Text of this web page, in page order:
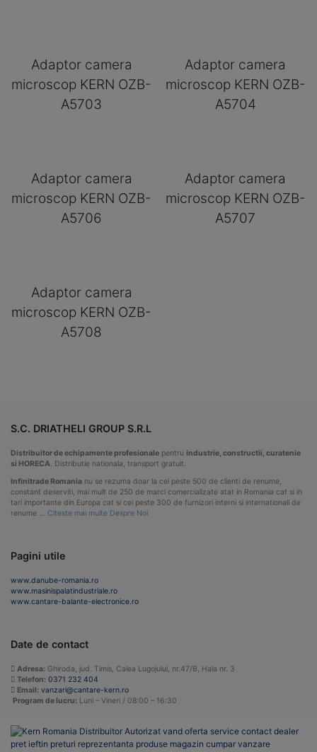
Adaptor camera
microscop KERN OZB-
A5703
Adaptor camera
microscop KERN OZB-
A5704
Adaptor camera
microscop KERN OZB-
A5706
Adaptor camera
microscop KERN OZB-
A5707
Adaptor camera
microscop KERN OZB-
A5708
S.C. DRIATHELI GROUP S.R.L
Distribuitor de echipamente profesionale pentru industrie, constructii, curatenie
si HORECA. Distributie nationala, transport gratuit.
Infinitrade Romania nu se rezuma doar la cei peste 500 de clienti de renume,
constant deserviti, mai mult de 250 de marci comercializate atat in Romania cat si in
tari importante din Europa cat si cei peste 300 de furnizori interni si internationali de
renume … Citeste mai multe Despre Noi
Pagini utile
www.danube-romania.ro
www.masinispalatindustriale.ro
www.cantare-balante-electronice.ro
Date de contact
Adresa: Ghiroda, jud. Timis, Calea Lugojului, nr.47/B, Hala nr. 3
Telefon: 0371 232 404
Email: vanzari@cantare-kern.ro
Program de lucru: Luni – Vineri / 08:00 – 16:30